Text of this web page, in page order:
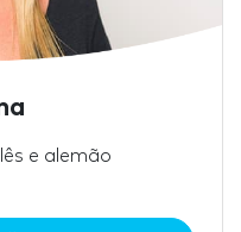
e alemão